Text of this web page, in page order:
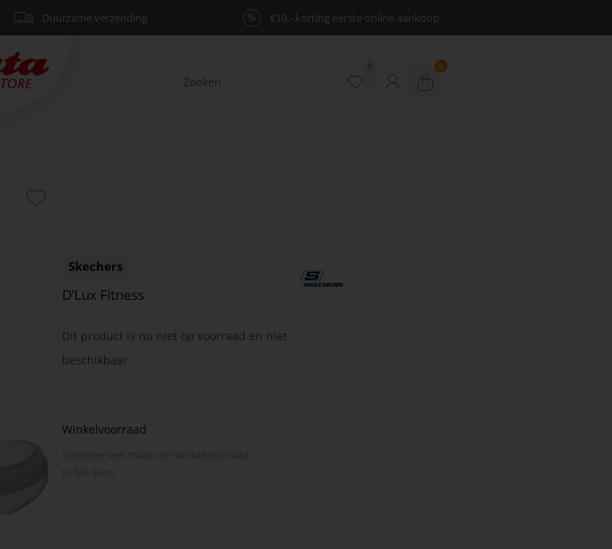
Duurzame verzending % €10,- korting eerste online aankoop
0 0
Skechers
D’Lux Fitness
Dit product is nu niet op voorraad en niet
beschikbaar.
Winkelvoorraad